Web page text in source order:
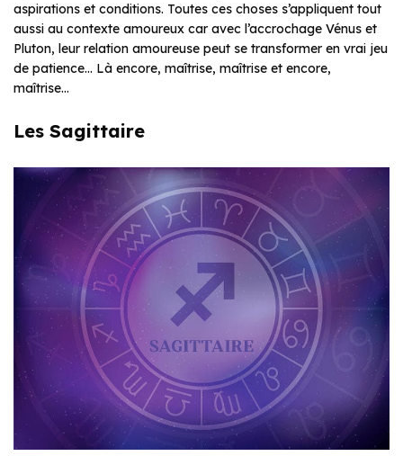
aspirations et conditions. Toutes ces choses s’appliquent tout
aussi au contexte amoureux car avec l’accrochage Vénus et
Pluton, leur relation amoureuse peut se transformer en vrai jeu
de patience… Là encore, maîtrise, maîtrise et encore,
maîtrise…
Les Sagittaire